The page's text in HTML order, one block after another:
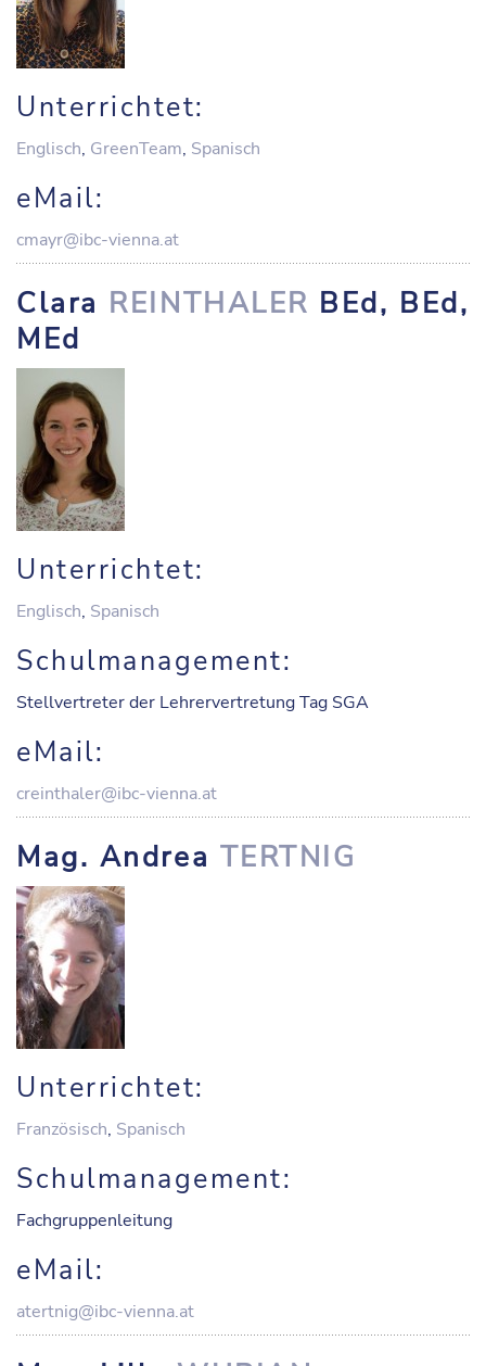
Unterrichtet:
Englisch, GreenTeam, Spanisch
eMail:
cmayr@ibc-vienna.at
Clara REINTHALER BEd, BEd,
MEd
Unterrichtet:
Englisch, Spanisch
Schulmanagement:
Stellvertreter der Lehrervertretung Tag SGA
eMail:
creinthaler@ibc-vienna.at
Mag. Andrea TERTNIG
Unterrichtet:
Französisch, Spanisch
Schulmanagement:
Fachgruppenleitung
eMail:
atertnig@ibc-vienna.at